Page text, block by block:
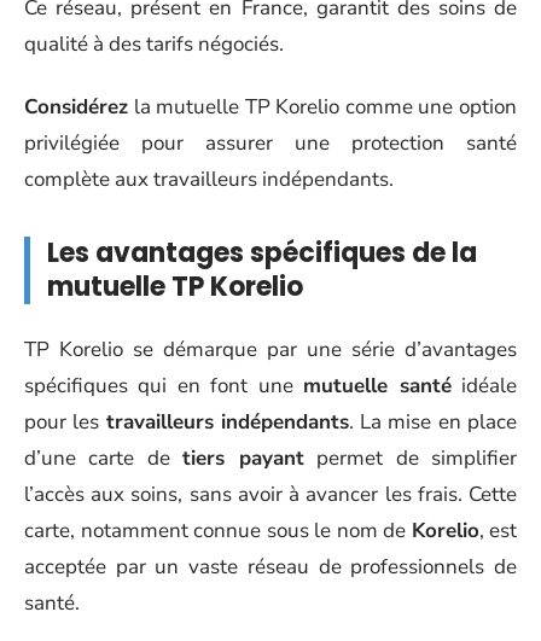
Ce réseau, présent en France, garantit des soins de
qualité à des tarifs négociés.
Considérez la mutuelle TP Korelio comme une option
privilégiée pour assurer une protection santé
complète aux travailleurs indépendants.
Les avantages spécifiques de la
mutuelle TP Korelio
TP Korelio se démarque par une série d’avantages
spécifiques qui en font une mutuelle santéidéale
pour les travailleurs indépendants. La mise en place
d’une carte detiers payantpermet de simplifier
l’accès aux soins, sans avoir à avancer les frais. Cette
carte, notamment connue sous le nom de Korelio, est
acceptée par un vaste réseau de professionnels de
santé.